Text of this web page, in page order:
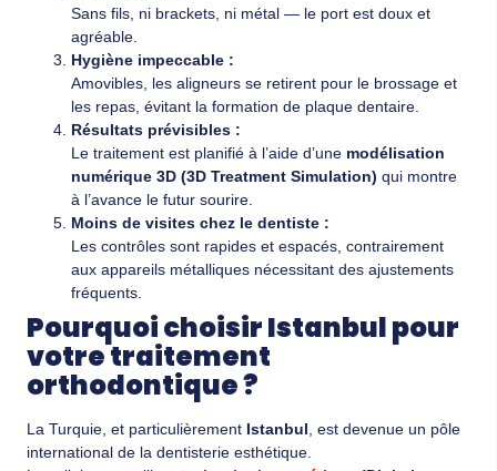
Sans fils, ni brackets, ni métal — le port est doux et
agréable.
Hygiène impeccable :
Amovibles, les aligneurs se retirent pour le brossage et
les repas, évitant la formation de plaque dentaire.
Résultats prévisibles :
Le traitement est planifié à l’aide d’une modélisation
numérique 3D (3D Treatment Simulation) qui montre
à l’avance le futur sourire.
Moins de visites chez le dentiste :
Les contrôles sont rapides et espacés, contrairement
aux appareils métalliques nécessitant des ajustements
fréquents.
Pourquoi choisir Istanbul pour
votre traitement
orthodontique ?
La Turquie, et particulièrement Istanbul , est devenue un pôle
international de la dentisterie esthétique.